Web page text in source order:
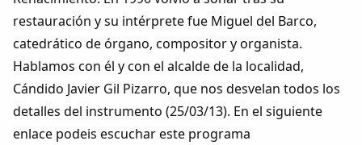
Periódico Alconétar
Foros
Idiosincrasia
Diccionario
restauración y su intérprete fue Miguel del Barco,
catedrático de órgano, compositor y organista.
Hablamos con él y con el alcalde de la localidad,
Cándido Javier Gil Pizarro, que nos desvelan todos los
detalles del instrumento (25/03/13). En el siguiente
enlace podeis escuchar este programa